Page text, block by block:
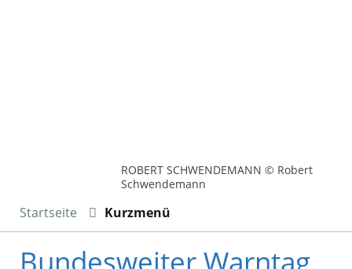
ROBERT SCHWENDEMANN © Robert
Schwendemann
Startseite Kurzmenü